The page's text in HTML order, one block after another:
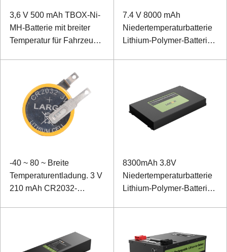
3,6 V 500 mAh TBOX-Ni-
MH-Batterie mit breiter
Temperatur für Fahrzeug-
7.4 V 8000 mAh
Niedertemperaturbatterie
Lithium-Polymer-Batterie
-40 ~ 80 ~ Breite
Temperaturentladung. 3 V
210 mAh CR2032-
8300mAh 3.8V
Niedertemperaturbatterie
Lithium-Polymer-Batterie